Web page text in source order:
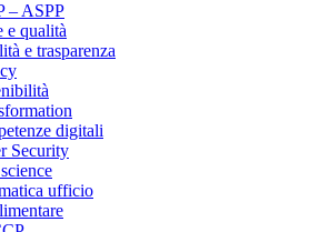
– ASPP
e qualità
e trasparenza
digitali
Security
ufficio